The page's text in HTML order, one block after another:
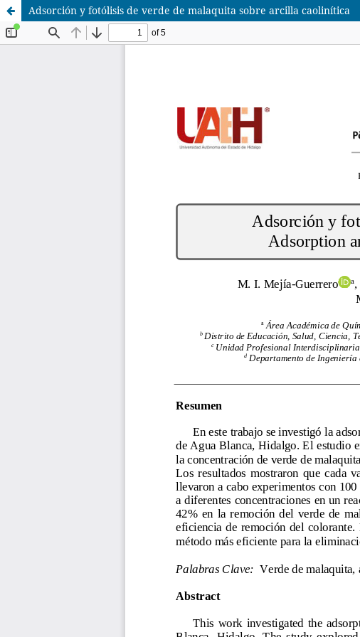
Adsorción y fotólisis de verde de malaquita sobre arcilla caolinítica